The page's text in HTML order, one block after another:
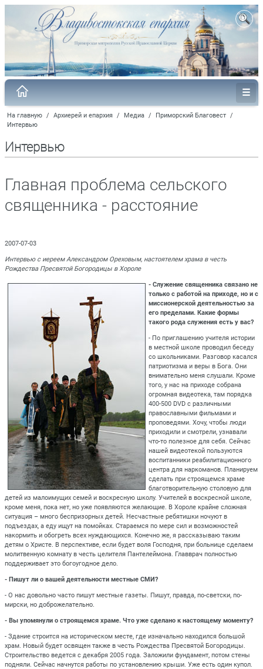
На главную / Архиерей и епархия / Медиа / Приморский Благовест /
Интервью
Интервью
Главная проблема сельского
священника - расстояние
2007-07-03
Интервью с иереем Александром Ореховым, настоятелем храма в честь
Рождества Пресвятой Богородицы в Хороле
- Служение священника связано не
только с работой на приходе, но и с
миссионерской деятельностью за
его пределами. Какие формы
такого рода служения есть у вас?
- По приглашению учителя истории
в местной школе проводил беседу
со школьниками. Разговор касался
патриотизма и веры в Бога. Они
внимательно меня слушали. Кроме
того, у нас на приходе собрана
огромная видеотека, там порядка
400-500 DVD с различными
православными фильмами и
проповедями. Хочу, чтобы люди
приходили и смотрели, узнавали
что-то полезное для себя. Сейчас
нашей видеотекой пользуются
воспитанники реабилитационного
центра для наркоманов. Планируем
сделать при строящемся храме
благотворительную столовую для
детей из малоимущих семей и воскресную школу. Учителей в воскресной школе,
кроме меня, пока нет, но уже появляются желающие. В Хороле крайне сложная
ситуация – много беспризорных детей. Несчастные ребятишки ночуют в
подъездах, а еду ищут на помойках. Стараемся по мере сил и возможностей
накормить и обогреть всех нуждающихся. Конечно же, я рассказываю таким
детям о Христе. В перспективе, если будет воля Господня, при больнице сделаем
молитвенную комнату в честь целителя Пантелеймона. Главврач полностью
поддерживает это богоугодное дело.
- Пишут ли о вашей деятельности местные СМИ?
- О нас довольно часто пишут местные газеты. Пишут, правда, по-светски, по-
мирски, но доброжелательно.
- Вы упомянули о строящемся храме. Что уже сделано к настоящему моменту?
- Здание строится на историческом месте, где изначально находился большой
храм. Новый будет освящен также в честь Рождества Пресвятой Богородицы.
Строительство ведется с декабря 2005 года. Заложили фундамент, потом стены
подняли. Сейчас начнутся работы по установлению крыши. Уже есть один купол.